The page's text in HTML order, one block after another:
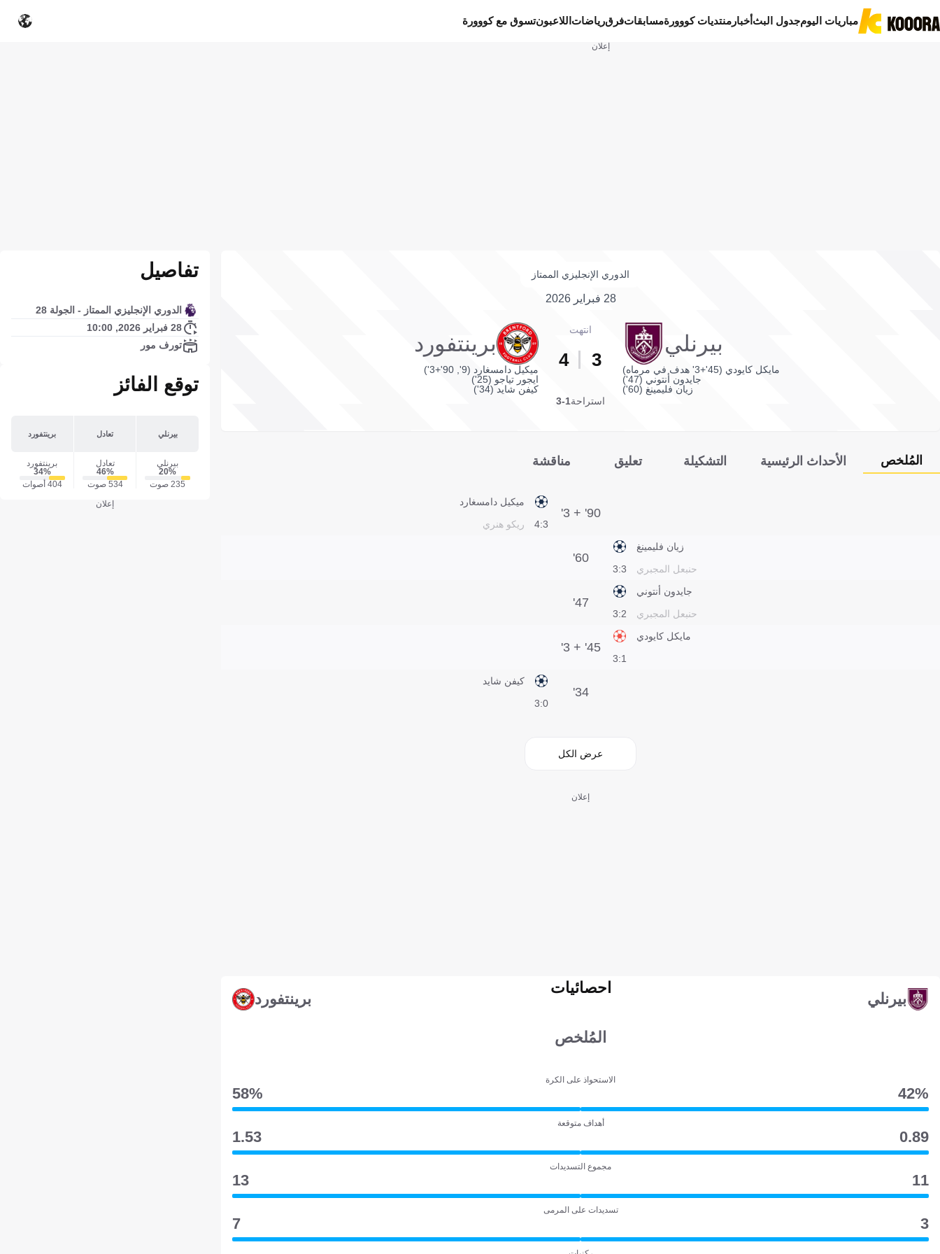
مباريات اليومجدول البثأخبار منتديات كووورةمسابقاتفرقرياضات اللاعبونتسوق مع كووورة
إعلان
الدوري الإنجليزي الممتاز
28 فبراير 2026
بيرنلي
مايكل كايودي (45'+3' هدف في مرماه)
جايدون أنتوني (47')
زيان فليمينغ (60')
انتهت
3
4
برينتفورد
ميكيل دامسغارد (9', 90'+3')
ايجور تياجو (25')
كيفن شايد (34')
استراحة1-3
المُلخص الأحداث الرئيسية التشكيلة تعليق مناقشة
3:4
ميكيل دامسغارد
ريكو هنري
90' + 3'
3:3
زيان فليمينغ
حنبعل المجبري
60'
2:3
جايدون أنتوني
حنبعل المجبري
47'
1:3
مايكل كايودي
45' + 3'
0:3
كيفن شايد
34'
عرض الكل
إعلان
بيرنلي
احصائيات
برينتفورد
المُلخص
الاستحواذ على الكرة
42‎%‎
58‎%‎
أهداف متوقعة
0.89
1.53
مجموع التسديدات
11
13
تسديدات على المرمى
3
7
تفاصيل
الدوري الإنجليزي الممتاز - الجولة 28
28 فبراير 2026, 10:00
تورف مور
توقع الفائز
بيرنلي تعادل برينتفورد
بيرنلي
20‎%‎
235 صوت
تعادل
46‎%‎
534 صوت
برينتفورد
34‎%‎
404 أصوات
إعلان